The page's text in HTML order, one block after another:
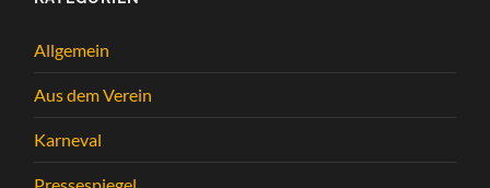
Allgemein
Aus dem Verein
Karneval